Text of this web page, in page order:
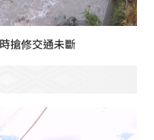
搶修交通未斷